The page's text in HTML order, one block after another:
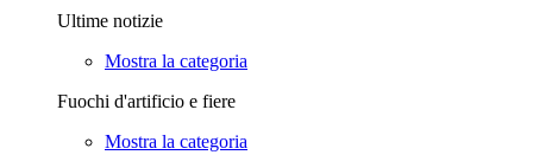
Ultime notizie
Mostra la categoria
Fuochi d'artificio e fiere
Mostra la categoria